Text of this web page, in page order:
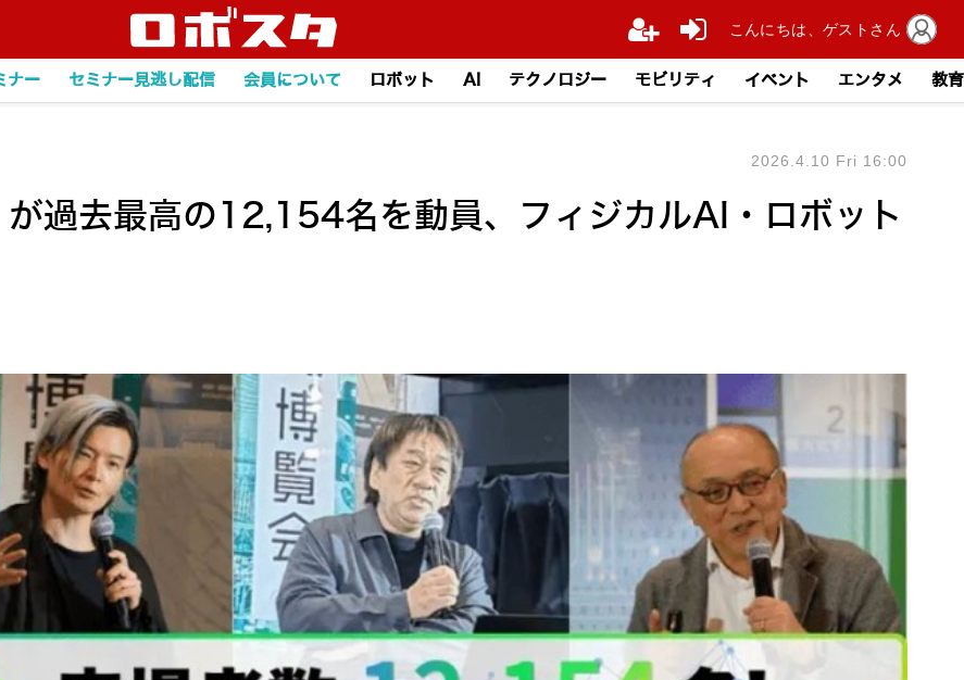
ナー セミナー見逃し配信 会員について ロボット AI テクノロジー モビリティ イベント エンタメ 教育
過去最高の12,154名を動員、フィジカルAI・ロボット
2026.4.10 Fri 16:00
こんにちは、ゲストさん